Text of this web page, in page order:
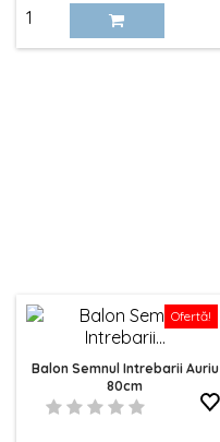
baza
Ofertă!
Balon Semnul Intrebarii Auriu
80cm